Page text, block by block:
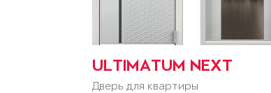
ULTIMATUM NEXT
Дверь для квартиры